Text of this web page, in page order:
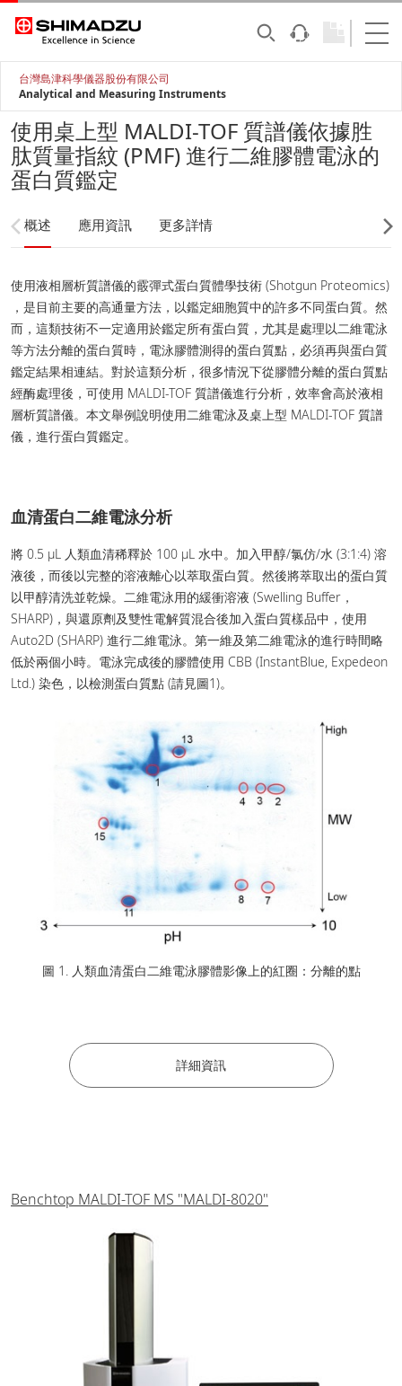
台灣島津科學儀器股份有限公司
Analytical and Measuring Instruments
使用桌上型 MALDI-TOF 質譜儀依據胜
肽質量指紋 (PMF) 進行二維膠體電泳的
蛋白質鑑定
概述 應用資訊 更多詳情
使用液相層析質譜儀的霰彈式蛋白質體學技術 (Shotgun Proteomics)
，是目前主要的高通量方法，以鑑定細胞質中的許多不同蛋白質。然
而，這類技術不一定適用於鑑定所有蛋白質，尤其是處理以二維電泳
等方法分離的蛋白質時，電泳膠體測得的蛋白質點，必須再與蛋白質
鑑定結果相連結。對於這類分析，很多情況下從膠體分離的蛋白質點
經酶處理後，可使用 MALDI-TOF 質譜儀進行分析，效率會高於液相
層析質譜儀。本文舉例說明使用二維電泳及桌上型 MALDI-TOF 質譜
儀，進行蛋白質鑑定。
血清蛋白二維電泳分析
將 0.5 μL 人類血清稀釋於 100 μL 水中。加入甲醇/氯仿/水 (3:1:4) 溶
液後，而後以完整的溶液離心以萃取蛋白質。然後將萃取出的蛋白質
以甲醇清洗並乾燥。二維電泳用的緩衝溶液 (Swelling Buffer，
SHARP)，與還原劑及雙性電解質混合後加入蛋白質樣品中，使用
Auto2D (SHARP) 進行二維電泳。第一維及第二維電泳的進行時間略
低於兩個小時。電泳完成後的膠體使用 CBB (InstantBlue, Expedeon
Ltd.) 染色，以檢測蛋白質點 (請見圖1)。
圖 1. 人類血清蛋白二維電泳膠體影像上的紅圈：分離的點
詳細資訊
Benchtop MALDI-TOF MS "MALDI-8020"